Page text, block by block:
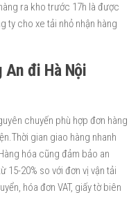
ra kho trước 17h là được
ty cho xe tải nhỏ nhận hàng
An đi Hà Nội
chuyến phù hợp đơn hàng
gian giao hàng nhanh
hóa cũng đảm bảo an
20% so với đơn vị vận tải
hóa đơn VAT, giấy tờ biên